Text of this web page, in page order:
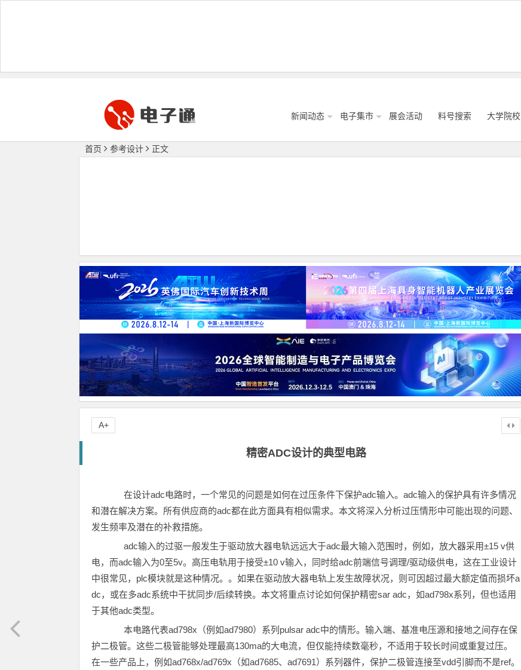
新闻动态 电子集市 展会活动 料号搜索 大学院校
首页 参考设计 正文
精密ADC设计的典型电路
在设计adc电路时，一个常见的问题是如何在过压条件下保护adc输入。adc输入的保护具有许多情况
和潜在解决方案。所有供应商的adc都在此方面具有相似需求。本文将深入分析过压情形中可能出现的问题、
发生频率及潜在的补救措施。
adc输入的过驱一般发生于驱动放大器电轨远远大于adc最大输入范围时，例如，放大器采用±15 v供
电，而adc输入为0至5v。高压电轨用于接受±10 v输入，同时给adc前端信号调理/驱动级供电，这在工业设计
中很常见，plc模块就是这种情况。。如果在驱动放大器电轨上发生故障状况，则可因超过最大额定值而损坏a
dc，或在多adc系统中干扰同步/后续转换。本文将重点讨论如何保护精密sar adc，如ad798x系列，但也适用
于其他adc类型。
本电路代表ad798x（例如ad7980）系列pulsar adc中的情形。输入端、基准电压源和接地之间存在保
护二极管。这些二极管能够处理最高130ma的大电流，但仅能持续数毫秒，不适用于较长时间或重复过压。
在一些产品上，例如ad768x/ad769x（如ad7685、ad7691）系列器件，保护二极管连接至vdd引脚而不是ref。
A+